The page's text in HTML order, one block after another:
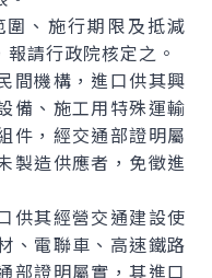
、施行期限及抵減
請行政院核定之。
機構，進口供其興
備、施工用特殊運輸
件，經交通部證明屬
製造供應者，免徵進
供其經營交通建設使
、電聯車、高速鐵路
部證明屬實，其進口